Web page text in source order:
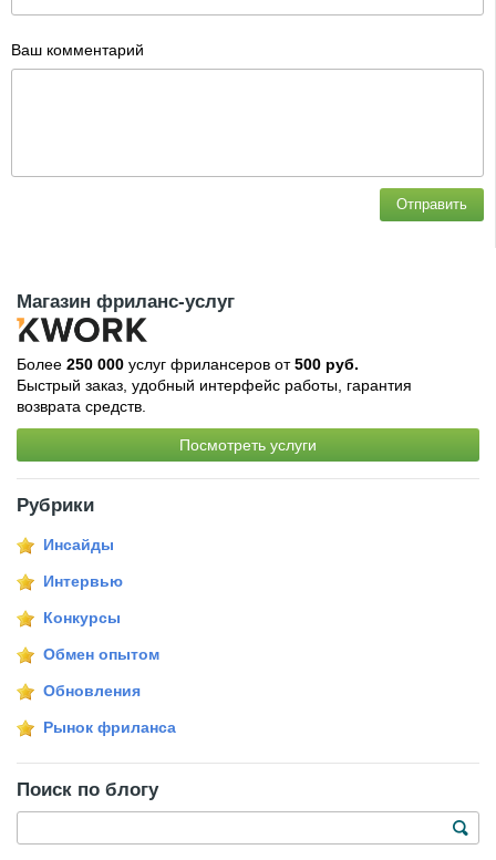
Ваш комментарий
Отправить
Магазин фриланс-услуг
Более 250 000 услуг фрилансеров от500 руб.
Быстрый заказ, удобный интерфейс работы, гарантия
возврата средств.
Посмотреть услуги
Рубрики
Инсайды
Интервью
Конкурсы
Обмен опытом
Обновления
Рынок фриланса
Поиск по блогу